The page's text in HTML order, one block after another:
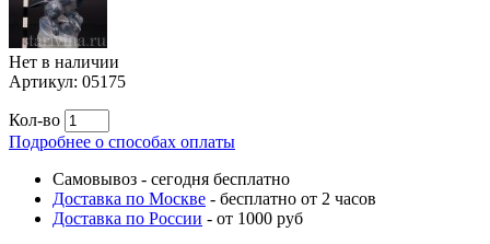
Нет в наличии
Артикул: 05175
Кол-во
Подробнее о способах оплаты
Самовывоз - сегодня бесплатно
Доставка по Москве - бесплатно от 2 часов
Доставка по России - от 1000 руб